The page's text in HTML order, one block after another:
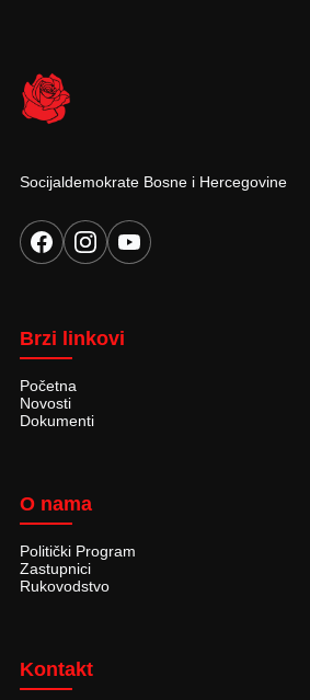
Socijaldemokrate Bosne i Hercegovine
Brzi linkovi
Početna
Novosti
Dokumenti
O nama
Politički Program
Zastupnici
Rukovodstvo
Kontakt